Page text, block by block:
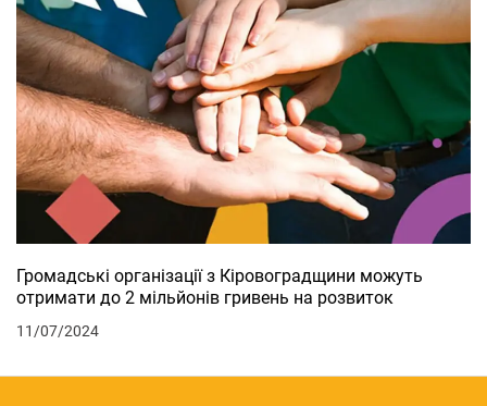
Громадські організації з Кіровоградщини можуть
отримати до 2 мільйонів гривень на розвиток
11/07/2024